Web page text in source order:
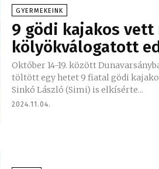
GYERMEKEINK
9 gödi kajakos vett
kölyökválogatott
Október 14-19. között
töltött egy hetet 9 fiatal gödi
Sinkó László (Simi) is elkísérte...
2024.11.04.